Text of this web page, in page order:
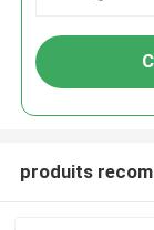
produits